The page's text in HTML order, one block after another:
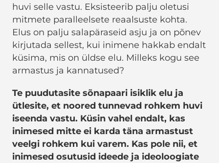
huvi selle vastu. Eksisteerib palju oletusi
mitmete paralleelsete reaalsuste kohta.
Elus on palju salapäraseid asju ja on põnev
kirjutada sellest, kui inimene hakkab endalt
küsima, mis on üldse elu. Milleks kogu see
armastus ja kannatused?
Te puudutasite sõnapaari isiklik elu ja
ütlesite, et noored tunnevad rohkem huvi
iseenda vastu. Küsin vahel endalt, kas
inimesed mitte ei karda täna armastust
veelgi rohkem kui varem. Kas pole nii, et
inimesed osutusid ideede ja ideoloogiate